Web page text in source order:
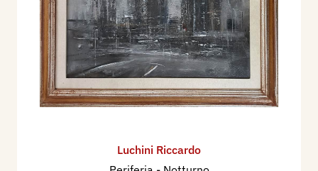
Luchini Riccardo